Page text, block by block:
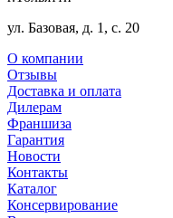
ул. Базовая, д. 1, с. 20
О компании
Отзывы
Доставка и оплата
Дилерам
Франшиза
Гарантия
Новости
Контакты
Каталог
Консервирование